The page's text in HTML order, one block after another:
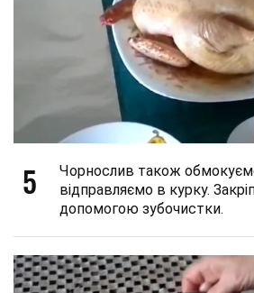
5
Чорнослив також
відправляємо в курку.
допомогою зубочистки.